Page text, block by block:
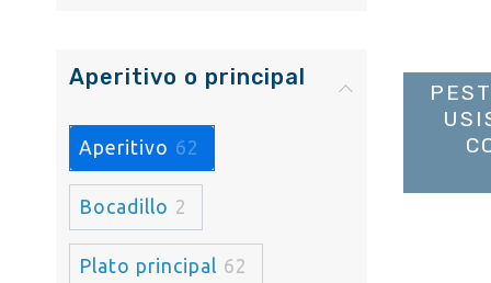
Aperitivo o principal
Aperitivo 62
Bocadillo 2
Plato principal 62